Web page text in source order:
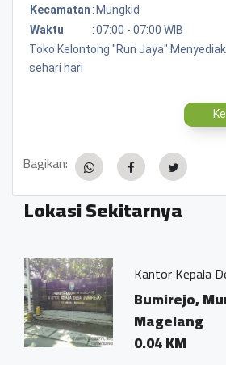
Kecamatan : Mungkid
Waktu
:07:00 - 07:00 WIB
Toko Kelontong "Run Jaya"
sehari hari
Bagikan:
Lokasi Sekitarnya
Kantor Kepala
Bumirejo,
Magelang
0.04 KM